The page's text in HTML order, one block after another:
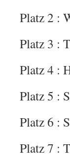
Platz 2 :
Platz 3 :
Platz 4 :
Platz 5 :
Platz 6 :
Platz 7 :